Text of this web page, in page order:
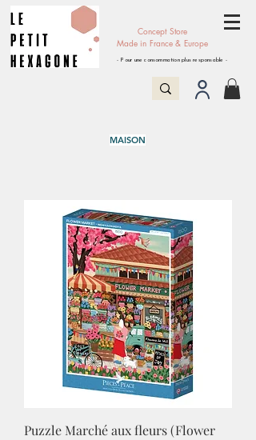
Concept Store
Made in France & Europe
- Pour une consommation plus responsable -
MAISON
Puzzle Marché aux fleurs (Flower